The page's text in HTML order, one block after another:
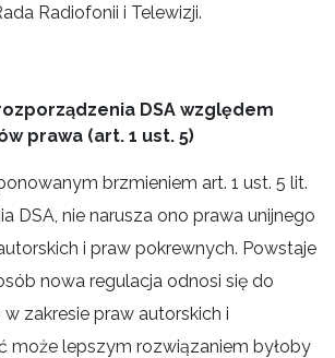
Radiofonii i Telewizji.
DSA względem
prawa (art. 1 ust. 5)
brzmieniem art. 1 ust. 5 lit.
DSA, nie narusza ono prawa unijnego
i praw pokrewnych. Powstaje
nowa regulacja odnosi się do
zakresie praw autorskich i
może lepszym rozwiązaniem byłoby